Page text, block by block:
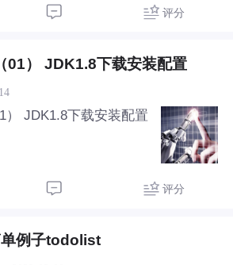
我会定时更新我的博
了，当然还有极少数
意： 英文在差也不要
也不...
评分
01） JDK1.8下载安装配置
） JDK1.8下载安装配置
评分
例子todolist